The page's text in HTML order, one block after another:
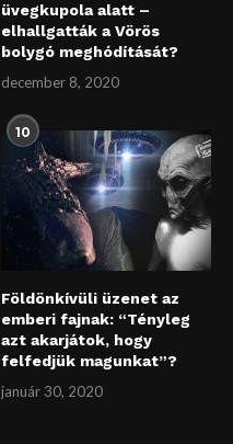
üvegkupola alatt –
elhallgatták a Vörös
bolygó meghódítását?
december 8, 2020
10
Földönkívüli üzenet az
emberi fajnak: “Tényleg
azt akarjátok, hogy
felfedjük magunkat”?
január 30, 2020